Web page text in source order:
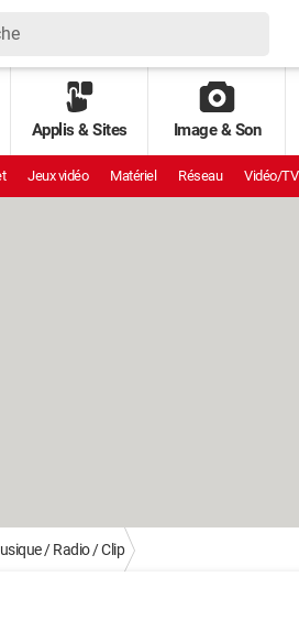
Applis & Sites Image & Son
Jeux vidéo Matériel Réseau Vidéo/TV
/ Radio / Clip